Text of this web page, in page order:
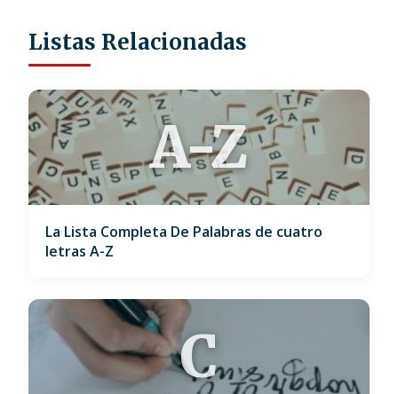
Listas Relacionadas
A-Z
La Lista Completa De Palabras de cuatro
letras A-Z
C